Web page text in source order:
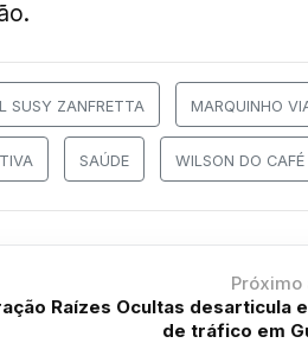
SUSY ZANFRETTA MARQUINHO
SAÚDE WILSON DO CAFÉ
Raízes Ocultas desarticula
de tráfico em